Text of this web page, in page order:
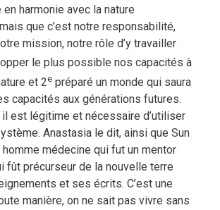
harmonie avec la nature
que c’est notre responsabilité,
mission, notre rôle d’y travailler
le plus possible nos capacités à
et 2e préparé un monde qui saura
capacités aux générations futures.
est légitime et nécessaire d’utiliser
Anastasia le dit, ainsi que Sun
homme médecine qui fut un mentor
fût précurseur de la nouvelle terre
et ses écrits. C’est une
manière, on ne sait pas vivre sans